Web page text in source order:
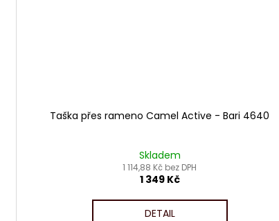
Taška přes rameno Camel Active - Bari 4640
Skladem
1 114,88 Kč bez DPH
1 349 Kč
DETAIL